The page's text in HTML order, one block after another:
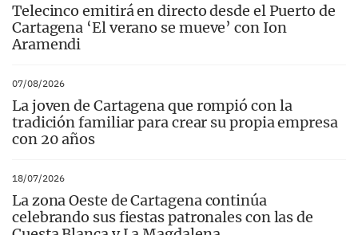
Telecinco emitirá en directo desde el Puerto de
Cartagena ‘El verano se mueve’ con Ion
Aramendi
07/08/2026
La joven de Cartagena que rompió con la
tradición familiar para crear su propia empresa
con 20 años
18/07/2026
La zona Oeste de Cartagena continúa
celebrando sus fiestas patronales con las de